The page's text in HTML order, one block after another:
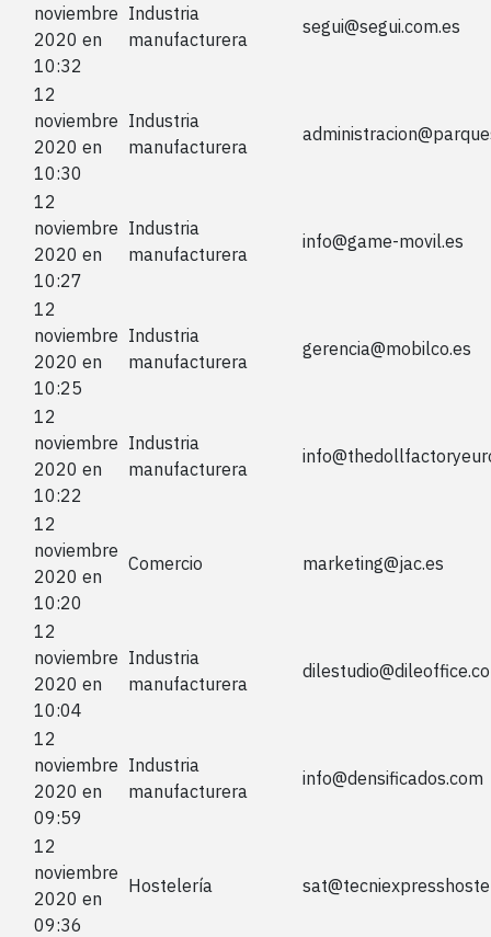
noviembre
2020 en
10:32
Industria
manufacturera
segui@segui.com.es
12
noviembre
2020 en
10:30
Industria
manufacturera
12
noviembre
2020 en
10:27
Industria
manufacturera
info@game-movil.es
12
noviembre
2020 en
10:25
Industria
manufacturera
gerencia@mobilco.es
12
noviembre
2020 en
10:22
Industria
manufacturera
12
noviembre
2020 en
10:20
Comercio marketing@jac.es
12
noviembre
2020 en
10:04
Industria
manufacturera
12
noviembre
2020 en
09:59
Industria
manufacturera
info@densificados.com
12
noviembre
2020 en
09:36
Hostelería